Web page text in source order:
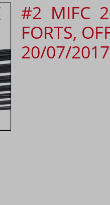
#2 MIFC
FORTS,
20/07/2017